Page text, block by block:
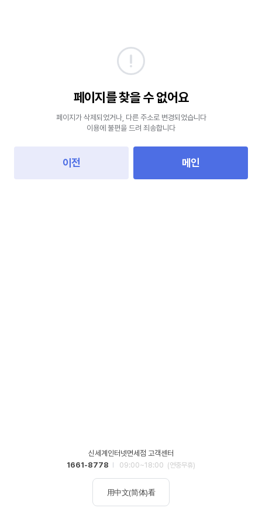
페이지를 찾을 수 없어요
페이지가 삭제되었거나, 다른 주소로 변경되었습니다
이용에 불편을 드려 죄송합니다
이전 메인
신세계인터넷면세점 고객센터
1661-8778
09:00~18:00 (연중무휴)
用中文(简体)看